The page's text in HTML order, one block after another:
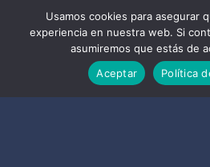
Usamos cookies para asegurar
experiencia en nuestra web. Si
asumiremos que estás de
Aceptar
Política